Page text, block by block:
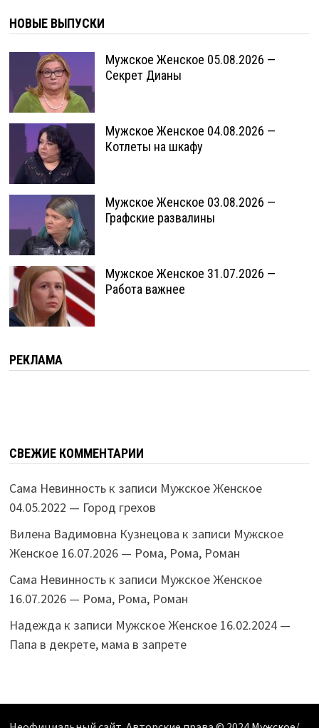
НОВЫЕ ВЫПУСКИ
Мужское Женское 05.08.2026 —
Секрет Дианы
Мужское Женское 04.08.2026 —
Котлеты на шкафу
Мужское Женское 03.08.2026 —
Графские развалины
Мужское Женское 31.07.2026 —
Работа важнее
РЕКЛАМА
СВЕЖИЕ КОММЕНТАРИИ
Сама Невинностьк записи Мужское Женское
04.05.2022 — Город грехов
Вилена Вадимовна Кузнецова к записи Мужское
Женское 16.07.2026 — Рома, Рома, Роман
Сама Невинностьк записи Мужское Женское
16.07.2026 — Рома, Рома, Роман
Надежда к записи Мужское Женское 16.02.2024 —
Папа в декрете, мама в запрете